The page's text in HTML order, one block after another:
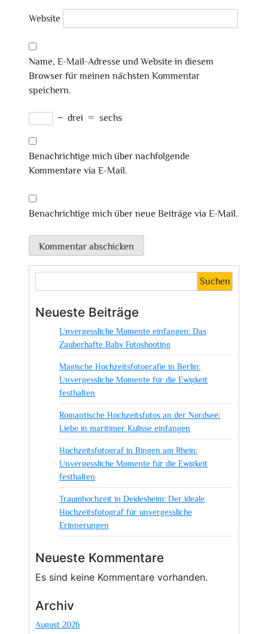
Website
Name, E-Mail-Adresse und Website in diesem
Browser für meinen nächsten Kommentar
speichern.
− drei = sechs
Benachrichtige mich über nachfolgende
Kommentare via E-Mail.
Benachrichtige mich über neue Beiträge via E-Mail.
Suchen
Neueste Beiträge
Unvergessliche Momente einfangen: Das
Zauberhafte Baby Fotoshooting
Magische Hochzeitsfotografie in Berlin:
Unvergessliche Momente für die Ewigkeit
festhalten
Romantische Hochzeitsfotos an der Nordsee:
Liebe in maritimer Kulisse einfangen
Hochzeitsfotograf in Bingen am Rhein:
Unvergessliche Momente für die Ewigkeit
festhalten
Traumhochzeit in Deidesheim: Der ideale
Hochzeitsfotograf für unvergessliche
Erinnerungen
Neueste Kommentare
Es sind keine Kommentare vorhanden.
Archiv
August 2026